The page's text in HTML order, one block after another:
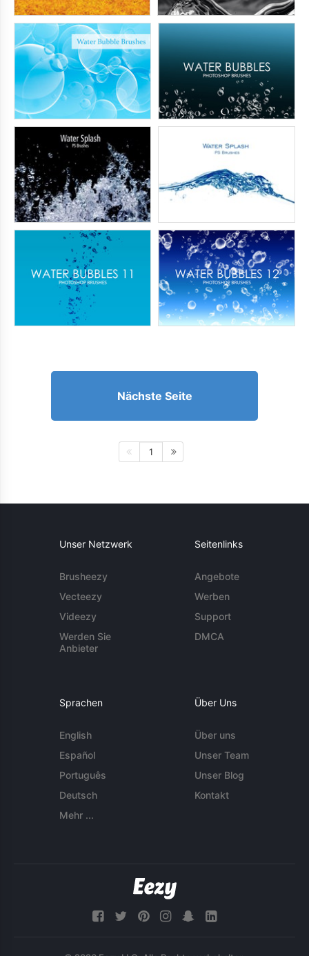
Nächste Seite
1
Unser Netzwerk
Brusheezy
Vecteezy
Videezy
Werden Sie
Anbieter
Seitenlinks
Angebote
Werben
Support
DMCA
Sprachen
English
Español
Português
Deutsch
Mehr ...
Über Uns
Über uns
Unser Team
Unser Blog
Kontakt